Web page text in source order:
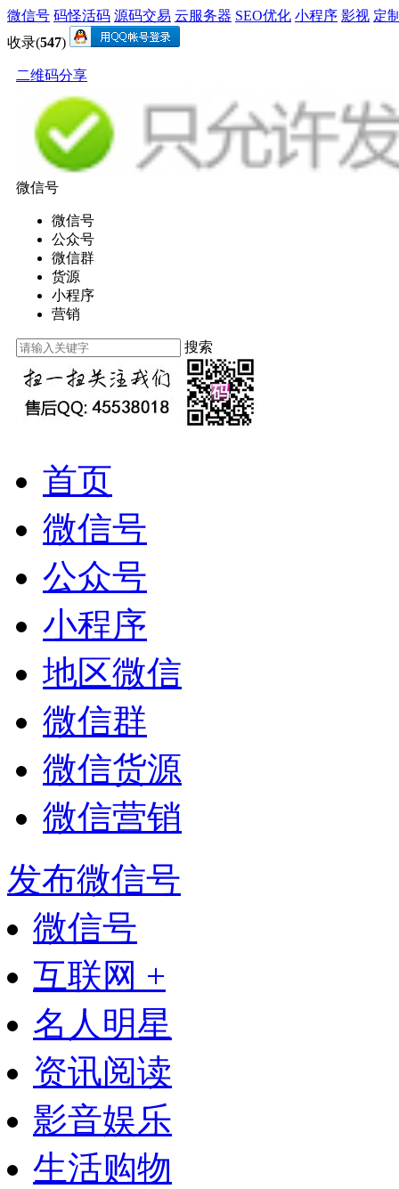
微信号 码怪活码 源码交易 云服务器 SEO优化 小程序 影视 定
收录(547)
二维码分享
微信号
微信号
公众号
微信群
货源
小程序
营销
搜索
首页
微信号
公众号
小程序
地区微信
微信群
微信货源
微信营销
发布微信号
微信号
互联网 +
名人明星
资讯阅读
影音娱乐
生活购物